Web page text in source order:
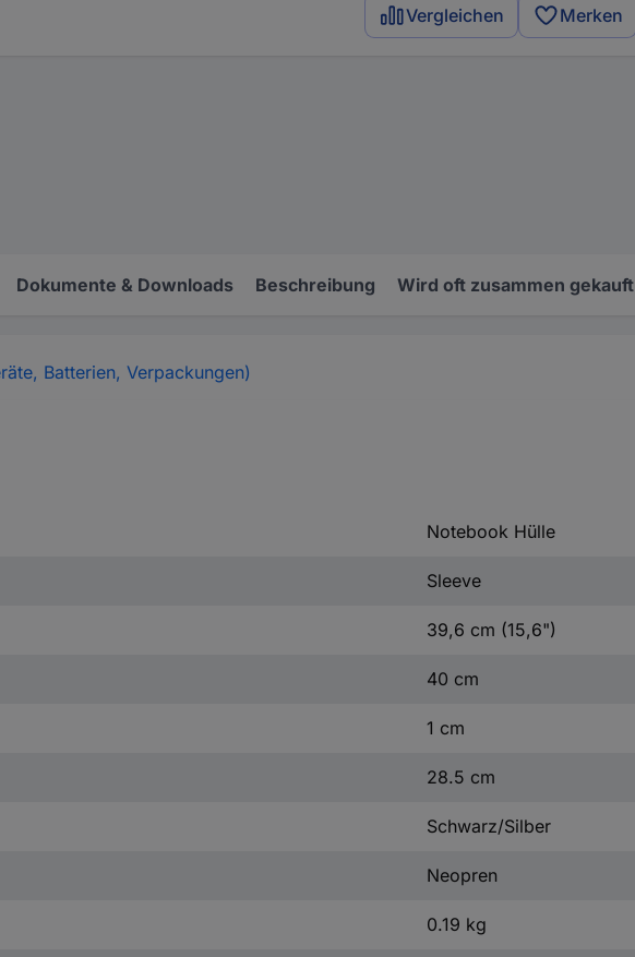
Vergleichen Merken
Dokumente & Downloads Beschreibung Wird oft zusammen gekauft
Batterien, Verpackungen)
Notebook Hülle
Sleeve
39,6 cm (15,6")
40 cm
1 cm
28.5 cm
Schwarz/Silber
Neopren
0.19 kg